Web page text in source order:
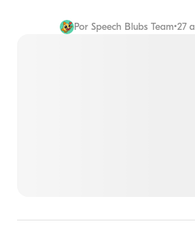
Por Speech Blubs Team•27